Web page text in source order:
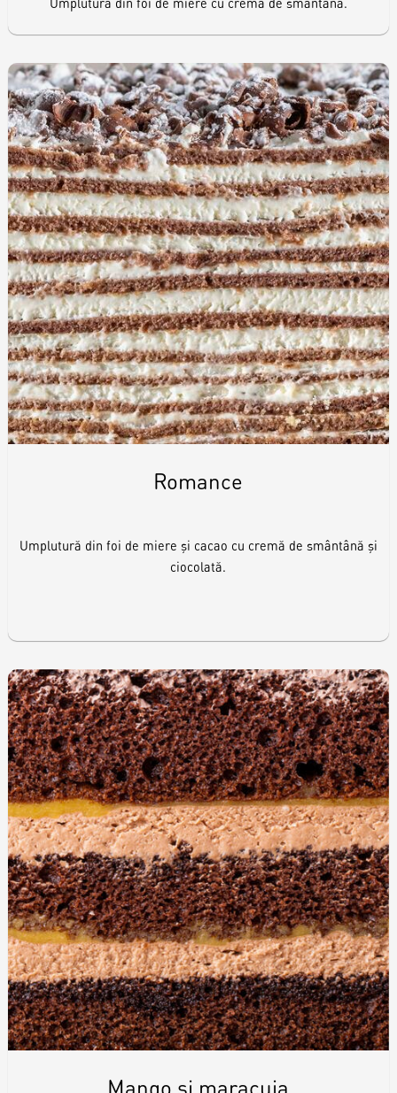
Romance
Umplutură din foi de miere și cacao cu cremă de smântână și
ciocolată.
Mango și maracuja